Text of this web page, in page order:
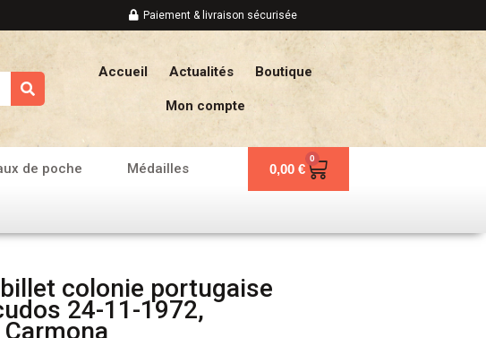
Paiement & livraison sécurisée
Accueil Actualités Boutique
Mon compte
de poche Médailles 0,00 €
0
Panier
colonie portugaise
24-11-1972,